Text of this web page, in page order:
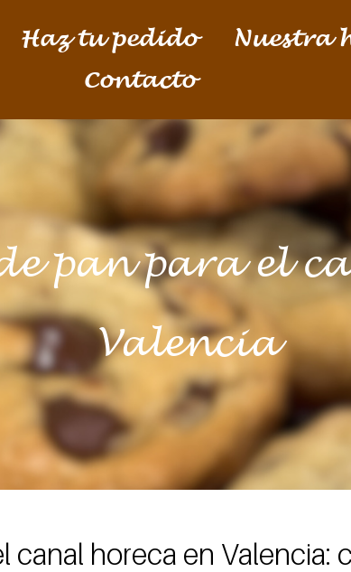
Haz tu pedido Nuestra
Contacto
pan para el
Valencia
canal horeca en Valencia: